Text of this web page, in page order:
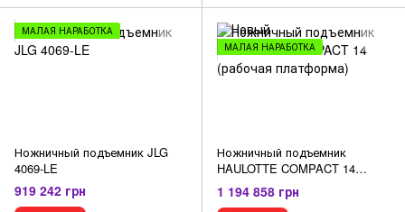
МАЛАЯ НАРАБОТКА
Ножничный подъемник JLG
4069-LE
919 242 грн
МАЛАЯ НАРАБОТКА
Ножничный подъемник
HAULOTTE COMPACT 14
(рабочая платформа)
1 194 858 грн